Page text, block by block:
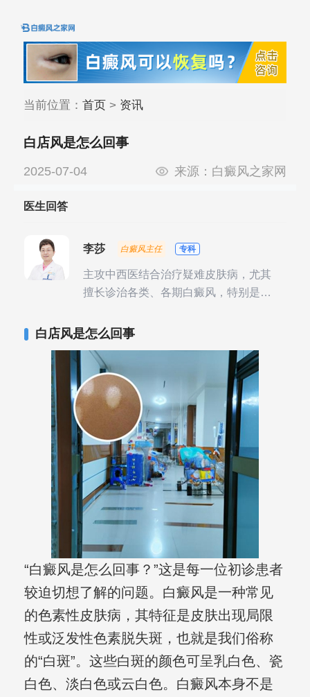
当前位置： 首页> 资讯
白店风是怎么回事
2025-07-04 来源： 白癜风之家网
医生回答
李莎 白癜风主任 专科
主攻中西医结合治疗疑难皮肤病，尤其
擅长诊治各类、各期白癜风，特别是对
复发期;临床运用中医的辨证施治，理法
白店风是怎么回事
“白癜风是怎么回事？”这是每一位初诊患者
较迫切想了解的问题。白癜风是一种常见
的色素性皮肤病，其特征是皮肤出现局限
性或泛发性色素脱失斑，也就是我们俗称
的“白斑”。这些白斑的颜色可呈乳白色、瓷
白色、淡白色或云白色。白癜风本身不是